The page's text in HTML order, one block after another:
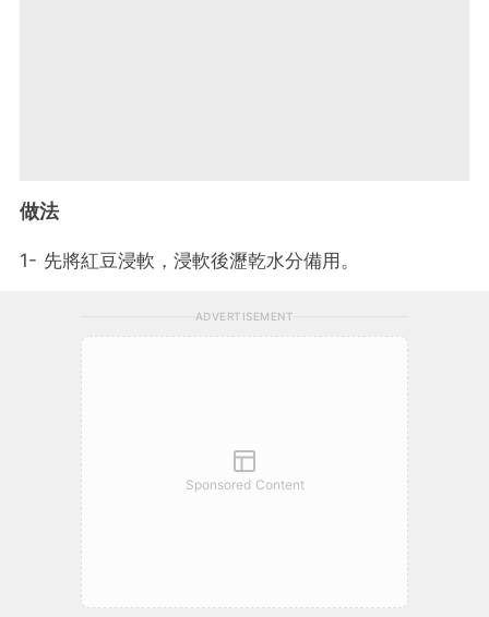
做法
1- 先將紅豆浸軟，浸軟後瀝乾水分備用。
ADVERTISEMENT
Sponsored Content